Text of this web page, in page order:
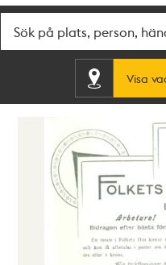
Visa